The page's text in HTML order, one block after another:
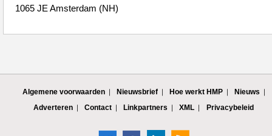
1065 JE Amsterdam (NH)
Algemene voorwaarden Nieuwsbrief Hoe werkt HMP
Nieuws
Adverteren
Contact Linkpartners XML Privacybeleid